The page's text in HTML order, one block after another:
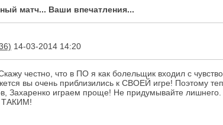
матч... Ваши впечатления...
14-03-2014 14:20
честно, что в ПО я как болельщик входил с
вы очень приблизились к СВОЕЙ игре! Поэтому
Захаренко играем проще! Не придумывайте
ТАКИМ!